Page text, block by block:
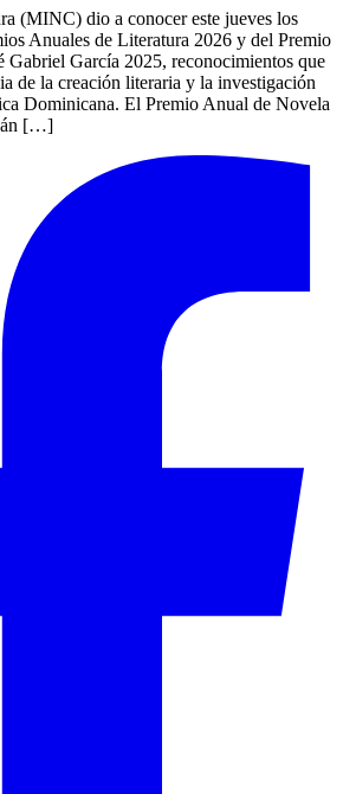
(MINC) dio a conocer este jueves los
Anuales de Literatura 2026 y del Premio
Gabriel García 2025, reconocimientos que
de la creación literaria y la investigación
Dominicana. El Premio Anual de Novela
[…]